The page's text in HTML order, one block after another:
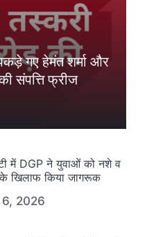
गए हेमंत शर्मा और
संपत्ति फ्रीज
में DGP ने युवाओं को नशे व
के खिलाफ किया जागरूक
2026